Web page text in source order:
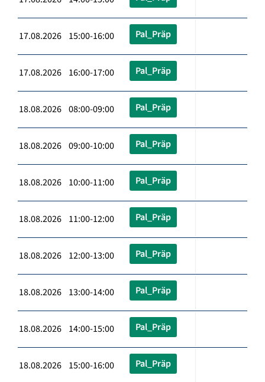
17.08.2026 15:00-16:00 Pal_Präp
17.08.2026 16:00-17:00 Pal_Präp
18.08.2026 08:00-09:00 Pal_Präp
18.08.2026 09:00-10:00 Pal_Präp
18.08.2026 10:00-11:00 Pal_Präp
18.08.2026 11:00-12:00 Pal_Präp
18.08.2026 12:00-13:00 Pal_Präp
18.08.2026 13:00-14:00 Pal_Präp
18.08.2026 14:00-15:00 Pal_Präp
18.08.2026 15:00-16:00 Pal_Präp